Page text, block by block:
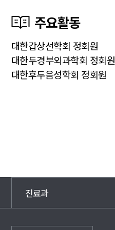
주요활동
대한갑상선학회 정회원
대한두경부외과학회 정회원
대한후두음성학회 정회원
진료과